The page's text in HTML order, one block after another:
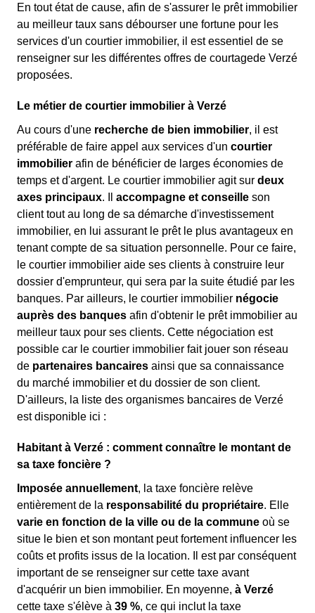
En tout état de cause, afin de s'assurer le prêt immobilier
au meilleur taux sans débourser une fortune pour les
services d'un courtier immobilier, il est essentiel de se
renseigner sur les différentes offres de courtagede Verzé
proposées.
Le métier de courtier immobilier à Verzé
Au cours d'une recherche de bien immobilier, il est
préférable de faire appel aux services d'un courtier
immobilier afin de bénéficier de larges économies de
temps et d'argent. Le courtier immobilier agit sur deux
axes principaux. Il accompagne et conseille son
client tout au long de sa démarche d'investissement
immobilier, en lui assurant le prêt le plus avantageux en
tenant compte de sa situation personnelle. Pour ce faire,
le courtier immobilier aide ses clients à construire leur
dossier d'emprunteur, qui sera par la suite étudié par les
banques. Par ailleurs, le courtier immobilier négocie
auprès des banques afin d'obtenir le prêt immobilier au
meilleur taux pour ses clients. Cette négociation est
possible car le courtier immobilier fait jouer son réseau
de partenaires bancaires ainsi que sa connaissance
du marché immobilier et du dossier de son client.
D'ailleurs, la liste des organismes bancaires de Verzé
est disponible ici :
Habitant à Verzé : comment connaître le montant de
sa taxe foncière ?
Imposée annuellement, la taxe foncière relève
entièrement de la responsabilité du propriétaire. Elle
varie en fonction de la ville ou de la commune où se
situe le bien et son montant peut fortement influencer les
coûts et profits issus de la location. Il est par conséquent
important de se renseigner sur cette taxe avant
d'acquérir un bien immobilier. En moyenne, à Verzé
cette taxe s'élève à 39 %, ce qui inclut la taxe